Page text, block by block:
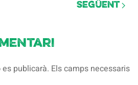
Següent
publicarà. Els camps necessaris